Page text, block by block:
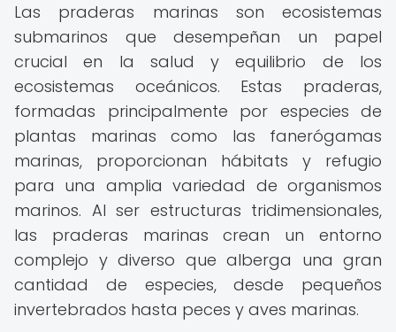
Las praderas marinas son ecosistemas
submarinos que desempeñan un papel
crucial en la salud y equilibrio de los
ecosistemas oceánicos. Estas praderas,
formadas principalmente por especies de
plantas marinas como las fanerógamas
marinas, proporcionan hábitats y refugio
para una amplia variedad de organismos
marinos. Al ser estructuras tridimensionales,
las praderas marinas crean un entorno
complejo y diverso que alberga una gran
cantidad de especies, desde pequeños
invertebrados hasta peces y aves marinas.